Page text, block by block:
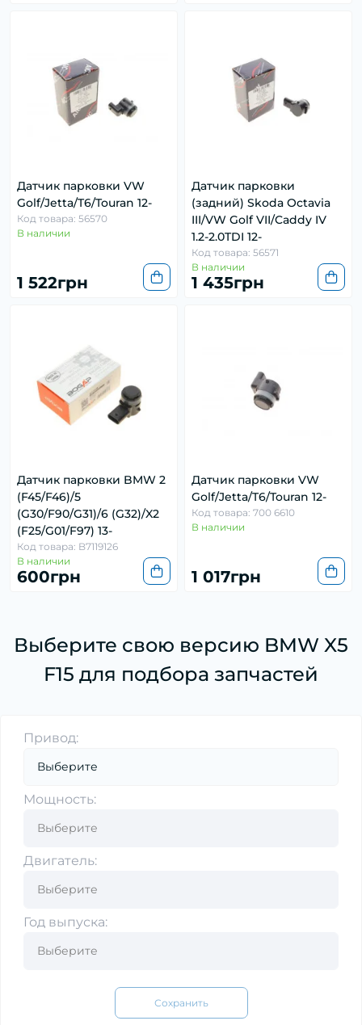
Датчик парковки VW
Golf/Jetta/T6/Touran 12-
Код товара: 56570
В наличии
1 522грн
Датчик парковки
(задний) Skoda Octavia
III/VW Golf VII/Caddy IV
1.2-2.0TDI 12-
Код товара: 56571
В наличии
1 435грн
Датчик парковки BMW 2
(F45/F46)/5
(G30/F90/G31)/6 (G32)/X2
(F25/G01/F97) 13-
Код товара: B7119126
В наличии
600грн
Датчик парковки VW
Golf/Jetta/T6/Touran 12-
Код товара: 700 6610
В наличии
1 017грн
Выберите свою версию BMW X5
F15 для подбора запчастей
Привод:
Мощность:
Двигатель:
Год выпуска:
Сохранить